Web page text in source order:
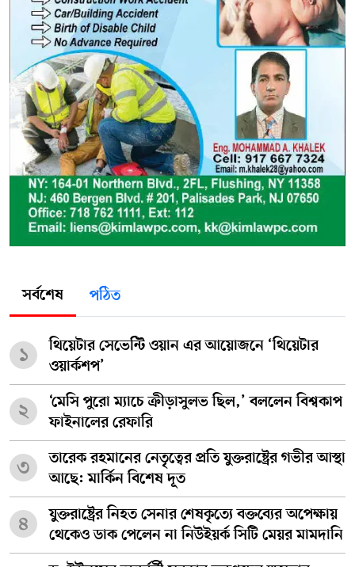
সর্বশেষ পঠিত
১
থিয়েটার সেভেন্টি ওয়ান এর আয়োজনে ‘থিয়েটার
ওয়ার্কশপ’
২
‘মেসি পুরো ম্যাচে ক্রীড়াসুলভ ছিল,’ বললেন বিশ্বকাপ
ফাইনালের রেফারি
৩
তারেক রহমানের নেতৃত্বের প্রতি যুক্তরাষ্ট্রের গভীর আস্থা
আছে: মার্কিন বিশেষ দূত
৪
যুক্তরাষ্ট্রের নিহত সেনার শেষকৃত্যে বক্তব্যের অপেক্ষায়
থেকেও ডাক পেলেন না নিউইয়র্ক সিটি মেয়র মামদানি